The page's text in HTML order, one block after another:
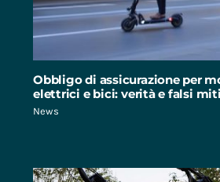
Obbligo di assicurazione per
elettrici e bici: verità e falsi miti
News